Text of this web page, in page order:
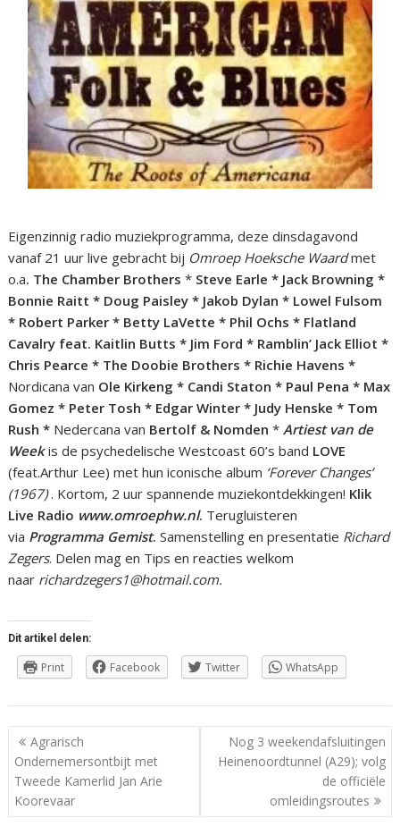
Eigenzinnig radio muziekprogramma, deze dinsdagavond
vanaf 21 uur live gebracht bij Omroep Hoeksche Waardmet
o.a. The Chamber Brothers * Steve Earle * Jack Browning *
Bonnie Raitt * Doug Paisley * Jakob Dylan * Lowel Fulsom
* Robert Parker * Betty LaVette * Phil Ochs * Flatland
Cavalry feat. Kaitlin Butts * Jim Ford * Ramblin’ Jack Elliot *
Chris Pearce * The Doobie Brothers * Richie Havens *
Nordicana van Ole Kirkeng * Candi Staton * Paul Pena * Max
Gomez * Peter Tosh * Edgar Winter * Judy Henske * Tom
Rush * Nedercana van Bertolf & Nomden *Artiest van de
Weekis de psychedelische Westcoast 60’s band LOVE
(feat.Arthur Lee) met hun iconische album ‘Forever Changes’
(1967). Kortom, 2 uur spannende muziekontdekkingen! Klik
Live Radio www.omroephw.nl. Terugluisteren
via Programma Gemist. Samenstelling en presentatie Richard
Zegers. Delen mag en Tips en reacties welkom
naar richardzegers1@hotmail.com.
Dit artikel delen:
Print Facebook Twitter WhatsApp
Berichtnavigatie
Agrarisch
Ondernemersontbijt met
Tweede Kamerlid Jan Arie
Koorevaar
Nog 3 weekendafsluitingen
Heinenoordtunnel (A29); volg
de officiële
omleidingsroutes